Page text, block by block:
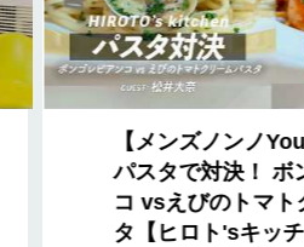
【メンズノンノ
パスタで対決！ ボ
コ vsえびのトマト
タ【ヒロト'sキッ